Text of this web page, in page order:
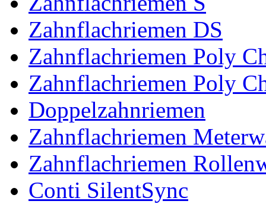
Zahnflachriemen DS
Zahnflachriemen Poly
Zahnflachriemen Poly
Doppelzahnriemen
Zahnflachriemen
Zahnflachriemen
Conti SilentSync